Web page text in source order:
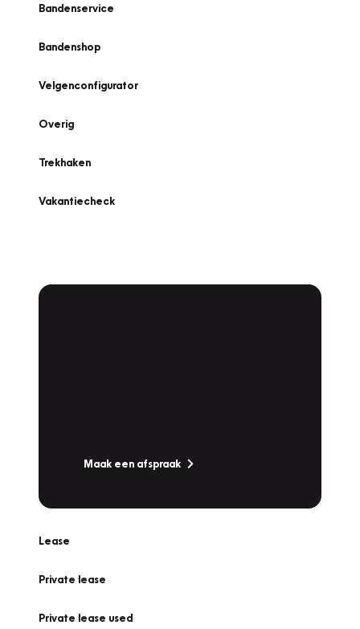
Bandenservice
Bandenshop
Velgenconfigurator
Overig
Trekhaken
Vakantiecheck
Maak een afspraak
Lease
Private lease
Private lease used